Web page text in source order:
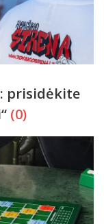
prisidėkite
(0)